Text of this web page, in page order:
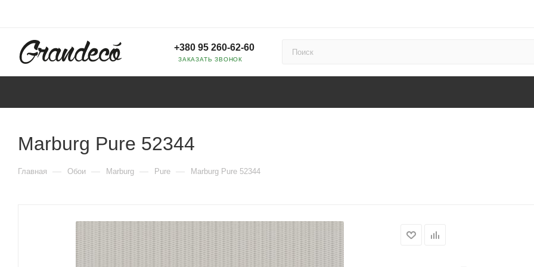
+380 95 260-62-60
ЗАКАЗАТЬ ЗВОНОК
Marburg Pure 52344
Главная — Обои — Marburg — Pure — Marburg Pure 52344